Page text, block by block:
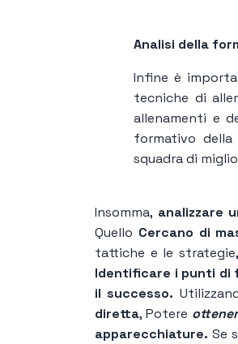
Analisi della
Infine è
tecniche di
allenamenti e
formativo
squadra di
Insomma, analizzare
Quello Cercano di
tattiche e le
Identificare i punti di
il successo.
diretta, Potere
apparecchiature. Se